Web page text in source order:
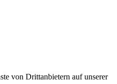
von Drittanbietern auf unserer